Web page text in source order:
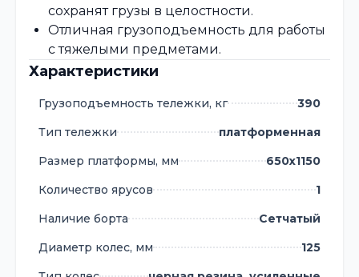
сохранят грузы в целостности.
Отличная грузоподъемность для работы
с тяжелыми предметами.
Характеристики
Грузоподъемность тележки, кг
390
Тип тележки
платформенная
Размер платформы, мм
650х1150
Количество ярусов
1
Наличие борта
Сетчатый
Диаметр колес, мм
125